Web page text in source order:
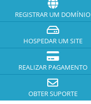
REGISTRAR UM DOMÍNIO
HOSPEDAR UM SITE
REALIZAR PAGAMENTO
OBTER SUPORTE